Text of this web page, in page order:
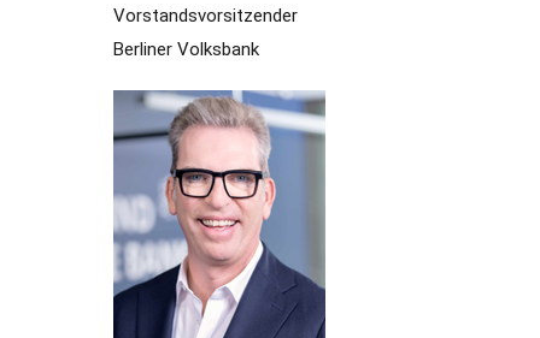
Vorstandsvorsitzender
Berliner Volksbank